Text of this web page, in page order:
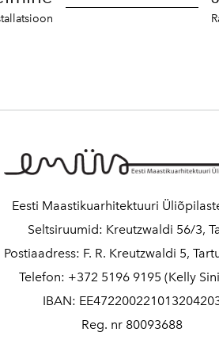
Eesti Maastikuarhitektuuri
Seltsiruumid: Kreutzwaldi 56/3,
Postiaadress: F. R. Kreutzwaldi 5,
Telefon: +372 5196 9195 (Kelly
IBAN:
Reg. nr 80093688